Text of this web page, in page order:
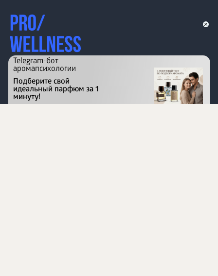
Перейти на сайт
Telegram-бот
аромапсихологии
Подберите свой
идеальный парфюм за 1
минуту!